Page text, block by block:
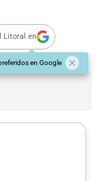
Litoral en
en Google